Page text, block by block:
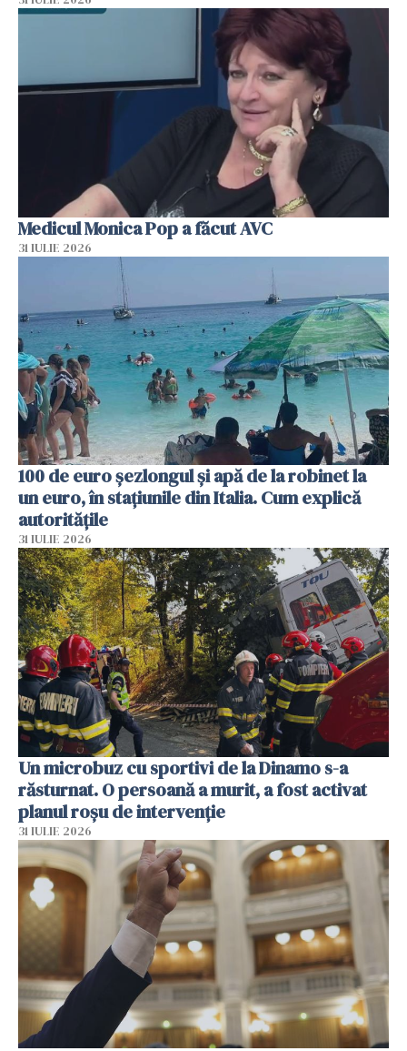
Medicul Monica Pop a făcut AVC
31 IULIE 2026
100 de euro șezlongul și apă de la robinet la
un euro, în stațiunile din Italia. Cum explică
autoritățile
31 IULIE 2026
Un microbuz cu sportivi de la Dinamo s-a
răsturnat. O persoană a murit, a fost activat
planul roșu de intervenție
31 IULIE 2026